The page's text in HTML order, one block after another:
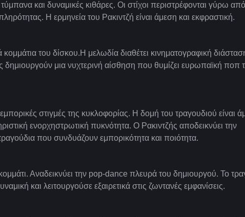
και δυναμικές κιθάρες. Οι στίχοι περιστρέφονται γύρω
Η ερμηνεία του Ρακιντζή είναι άμεση και εκφραστική.
του δίσκου.Η μελωδία διαθέτει κινηματογραφική
δημιουργούν μια νυχτερινή αίσθηση που θυμίζει ευρωπαϊκή ποπ
εμπορικές στιγμές της κυκλοφορίας. Η δομή του τραγουδιού είναι
ενορχηστρωτική πυκνότητα. Ο Ρακιντζής αποδεικνύει την
που συνδυάζουν εμπορικότητα και ποιότητα.
Αναδεικνύει την pop-dance πλευρά του δημιουργού. Το
και λειτουργούσε εξαιρετικά στις ζωντανές εμφανίσεις.